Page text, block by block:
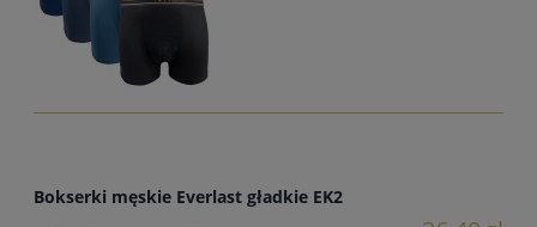
Bokserki męskie Everlast gładkie EK2